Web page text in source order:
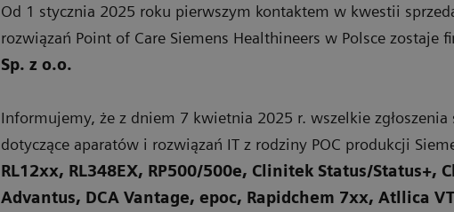
Od 1 stycznia 2025 roku pierwszym kontaktem w kwestii
rozwiązań Point of Care Siemens Healthineers w Polsce zostaje
Sp. z o.o.
Informujemy, że z dniem 7 kwietnia 2025 r. wszelkie zgłoszenia
dotyczące aparatów i rozwiązań IT z rodziny POC produkcji
RL12xx, RL348EX, RP500/500e, Clinitek Status/Status+,
Advantus, DCA Vantage, epoc, Rapidchem 7xx, Atllica